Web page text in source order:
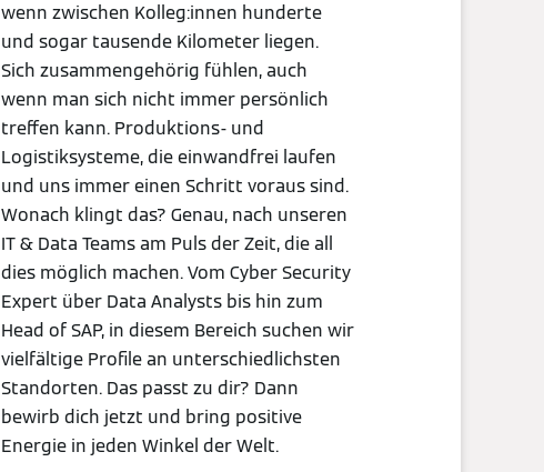
wenn zwischen Kolleg:innen hunderte
und sogar tausende Kilometer liegen.
Sich zusammengehörig fühlen, auch
wenn man sich nicht immer persönlich
treffen kann. Produktions- und
Logistiksysteme, die einwandfrei laufen
und uns immer einen Schritt voraus sind.
Wonach klingt das? Genau, nach unseren
IT & Data Teams am Puls der Zeit, die all
dies möglich machen. Vom Cyber Security
Expert über Data Analysts bis hin zum
Head of SAP, in diesem Bereich suchen wir
vielfältige Profile an unterschiedlichsten
Standorten. Das passt zu dir? Dann
bewirb dich jetzt und bring positive
Energie in jeden Winkel der Welt.